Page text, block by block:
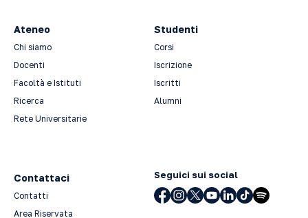
Ateneo
Chi siamo
Docenti
Facoltà e Istituti
Ricerca
Rete Universitarie
Studenti
Corsi
Iscrizione
Iscritti
Alumni
Contattaci
Contatti
Area Riservata
Seguici sui social